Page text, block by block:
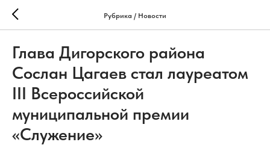
Рубрика / Новости
Глава Дигорского района
Сослан Цагаев стал лауреатом
III Всероссийской
муниципальной премии
«Служение»